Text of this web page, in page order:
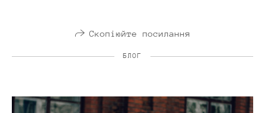
Скопіюйте посилання
БЛОГ